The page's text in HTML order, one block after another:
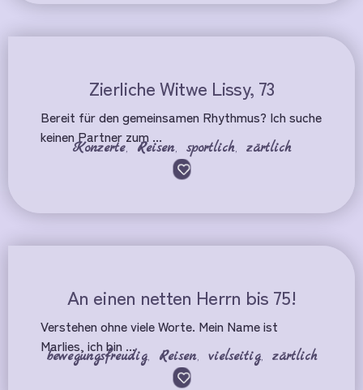
Zierliche Witwe Lissy, 73
Bereit für den gemeinsamen Rhythmus? Ich suche
keinen Partner zum ...
Konzerte,Reisen, sportlich, zärtlich
An einen netten Herrn bis 75!
Verstehen ohne viele Worte. Mein Name ist
Marlies, ich bin ...
bewegungsfreudig, Reisen, vielseitig, zärtlich